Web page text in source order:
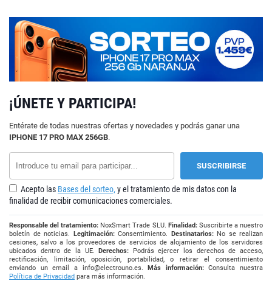
¡ÚNETE Y PARTICIPA!
Entérate de todas nuestras ofertas y novedades y podrás ganar una
IPHONE 17 PRO MAX 256GB.
Acepto las Bases del sorteo, y el tratamiento de mis datos con la
finalidad de recibir comunicaciones comerciales.
Responsable del tratamiento: NoxSmart Trade SLU. Finalidad:Suscribirte a nuestro
boletín de noticias. Legitimación:Consentimiento. Destinatarios:No se realizan
cesiones, salvo a los proveedores de servicios de alojamiento de los servidores
ubicados dentro de la UE.Derechos: Podrás ejercer los derechos de acceso,
rectificación, limitación, oposición, portabilidad, o retirar el consentimiento
enviando un email a info@electrouno.es.Más información:Consulta nuestra
Política de Privacidad para más información.